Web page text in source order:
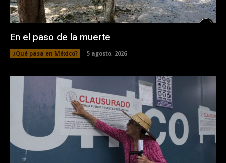
En el paso de la muerte
¿Qué pasa en México? 5 agosto, 2026